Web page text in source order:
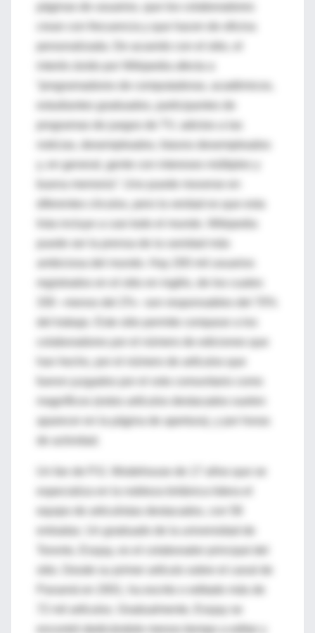
páginas de usuarios, que los colaboradores
“programadores de computadoras, académicos,
programas de juegos de TV, adictos a las
y, en general, gente con intereses múltiples y
registrados en el sitio en inglés, de los cuales
fueron juzgados por el voto comunitario como
magníficos (estos artículos destacados suelen
aparecer en la página de apertura), y por horas
equipo de articulistas destacados, con 58
Toronto, Essjay, es el colaborador principal del
encontró dedicándole menos tiempo a editar y